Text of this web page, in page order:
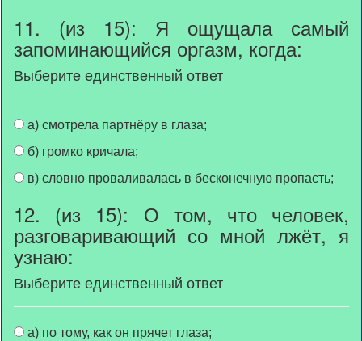
11. (из 15): Я ощущала самый
запоминающийся оргазм, когда:
Выберите единственный ответ
а) смотрела партнёру в глаза;
б) громко кричала;
в) словно проваливалась в бесконечную пропасть;
12. (из 15): О том, что человек,
разговаривающий со мной лжёт, я
узнаю:
Выберите единственный ответ
а) по тому, как он прячет глаза;